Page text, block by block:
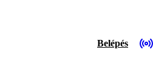
Belépés